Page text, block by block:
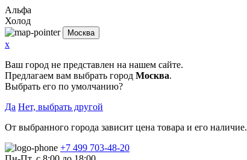
Альфа
Холод
Москва
x
Ваш город не представлен на нашем сайте.
Предлагаем вам выбрать город Москва.
Выбрать его по умолчанию?
Да Нет, выбрать другой
От выбранного города зависит цена товара и его наличие.
+7 499 703-48-20